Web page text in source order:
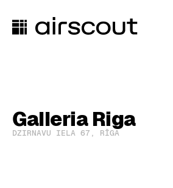
Galleria Riga
DZIRNAVU IELA 67, RĪGA